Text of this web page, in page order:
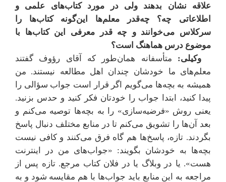
علاقه نشان بدهند ولی در مورد کتاب‌های علمی و
اطلاعاتی چه؟ چه‌قدر معلم‌ها این‌گونه کتاب‌ها را
سرکلاس می‌خوانند و چه قدر معرفی این کتاب‌ها با
موضوع درس هماهنگ است؟
وکیلی: متأسفانه همان‌طور که آقای رؤوف گفتند
معلم‌های ما خودشان چندان اهل مطالعه نیستند. من
همیشه به بچه‌ها می‌گویم اگر قرار است جواب سؤالی را
پیدا کنید، ابتدا جواب را خودتان فکر کنید و حدس بزنید.
یعنی روش «فرضیه‌سازی» را به بچه‌ها توصیه می‌کنم و
بعد آن‌ها را تشویق می‌کنم تا در منابع مختلف دنبال پاسخ
بگردند. تازه، پاسخ‌ها هم گاه فرق می‌کنند و کافی نیست
بچه‌ها به خودشان بگویند: «جواب‌های من در اینترنت
هست». یا در وبلاگ یا در فلان کتاب مرجع. تازه پس از
مراجعه به این منابع باید جواب‌ها با هم مقایسه شود و به